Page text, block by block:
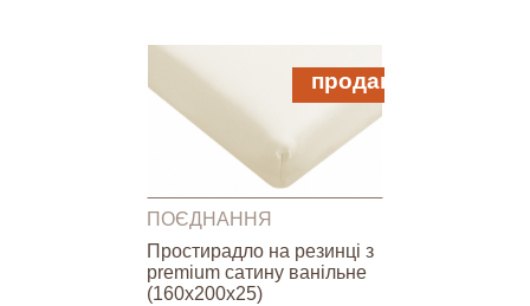
ПОЄДНАННЯ
Простирадло на резинці з
premium сатину ванільне
(160х200х25)
продано